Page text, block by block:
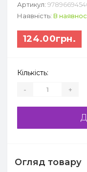
Артикул:
Наявність: В
124.00грн.
Кількість:
- +
Огляд товару